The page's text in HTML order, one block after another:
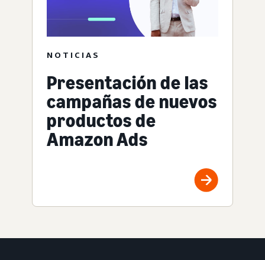
NOTICIAS
Presentación de las
campañas de nuevos
productos de
Amazon Ads